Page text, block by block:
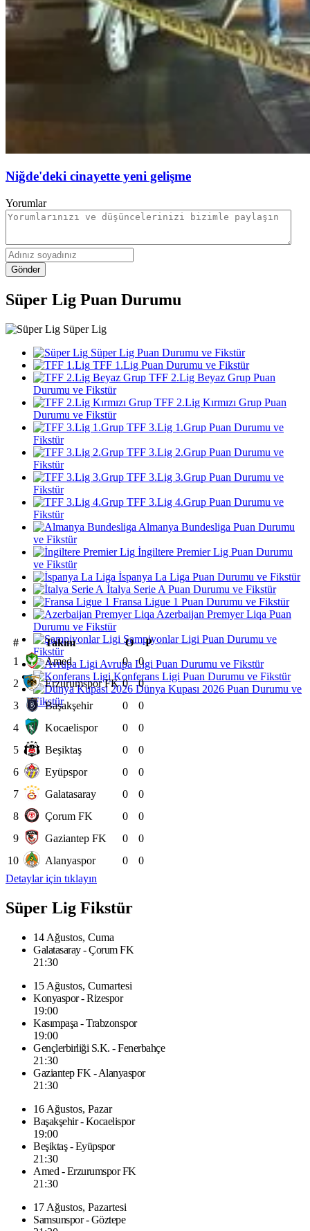
Niğde'deki cinayette yeni gelişme
Yorumlar
Gönder
Süper Lig Puan Durumu
Süper Lig
Süper Lig Puan Durumu ve Fikstür
TFF 1.Lig Puan Durumu ve Fikstür
TFF 2.Lig Beyaz Grup Puan
Durumu ve Fikstür
TFF 2.Lig Kırmızı Grup Puan
Durumu ve Fikstür
TFF 3.Lig 1.Grup Puan Durumu ve
Fikstür
TFF 3.Lig 2.Grup Puan Durumu ve
Fikstür
TFF 3.Lig 3.Grup Puan Durumu ve
Fikstür
TFF 3.Lig 4.Grup Puan Durumu ve
Fikstür
Almanya Bundesliga Puan Durumu
ve Fikstür
İngiltere Premier Lig Puan Durumu
ve Fikstür
İspanya La Liga Puan Durumu ve Fikstür
İtalya Serie A Puan Durumu ve Fikstür
Fransa Ligue 1 Puan Durumu ve Fikstür
Azerbaijan Premyer Liqa Puan
Durumu ve Fikstür
Şampiyonlar Ligi Puan Durumu ve
Fikstür
Avrupa Ligi Puan Durumu ve Fikstür
Konferans Ligi Puan Durumu ve Fikstür
Dünya Kupası 2026 Puan Durumu ve
Fikstür
# Takım O
P
1
Amed 0
0
2
Erzurumspor FK 0
0
3
Başakşehir 0
0
4
Kocaelispor 0
0
5
Beşiktaş 0
0
6
Eyüpspor 0
0
7
Galatasaray 0
0
8
Çorum FK 0
0
9
Gaziantep FK 0
0
10
Alanyaspor 0
0
Detaylar için tıklayın
Süper Lig Fikstür
14 Ağustos, Cuma
Galatasaray - Çorum FK
21:30
15 Ağustos, Cumartesi
Konyaspor - Rizespor
19:00
Kasımpaşa - Trabzonspor
19:00
Gençlerbirliği S.K. - Fenerbahçe
21:30
Gaziantep FK - Alanyaspor
21:30
16 Ağustos, Pazar
Başakşehir - Kocaelispor
19:00
Beşiktaş - Eyüpspor
21:30
Amed - Erzurumspor FK
21:30
17 Ağustos, Pazartesi
Samsunspor - Göztepe